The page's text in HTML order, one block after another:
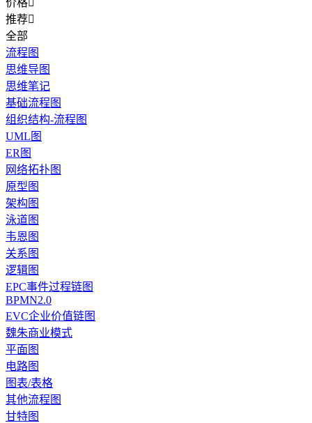
价格
推荐
全部
流程图
思维导图
思维笔记
基础流程图
组织结构-流程图
UML图
ER图
网络拓扑图
原型图
架构图
泳道图
韦恩图
关系图
逻辑图
EPC事件过程链图
BPMN2.0
EVC企业价值链图
魏朱商业模式
平面图
电路图
图表/表格
其他流程图
甘特图